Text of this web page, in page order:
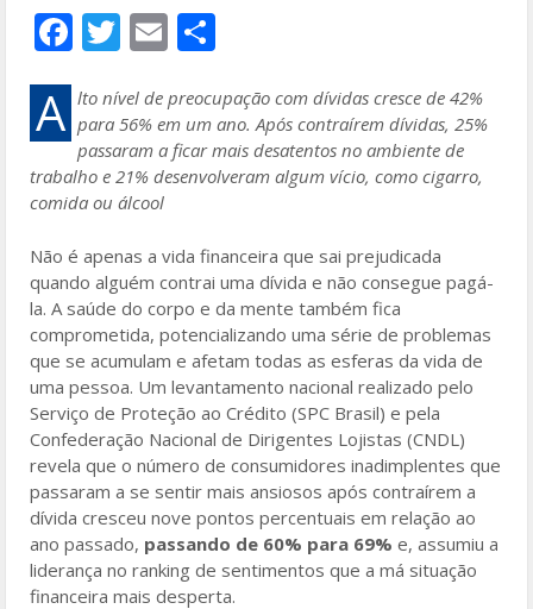
F
ac
e
b
o
o
k
T
w
itt
er
E
m
ai
l
ar
e
A lto nível de preocupação com dívidas cresce de 42%
para 56% em um ano. Após contraírem dívidas, 25%
passaram a ficar mais desatentos no ambiente de
trabalho e 21% desenvolveram algum vício, como cigarro,
comida ou álcool
Não é apenas a vida financeira que sai prejudicada
quando alguém contrai uma dívida e não consegue pagá-
la. A saúde do corpo e da mente também fica
comprometida, potencializando uma série de problemas
que se acumulam e afetam todas as esferas da vida de
uma pessoa. Um levantamento nacional realizado pelo
Serviço de Proteção ao Crédito (SPC Brasil) e pela
Confederação Nacional de Dirigentes Lojistas (CNDL)
revela que o número de consumidores inadimplentes que
passaram a se sentir mais ansiosos após contraírem a
dívida cresceu nove pontos percentuais em relação ao
ano passado, passando de 60% para 69% e, assumiu a
liderança no ranking de sentimentos que a má situação
financeira mais desperta.